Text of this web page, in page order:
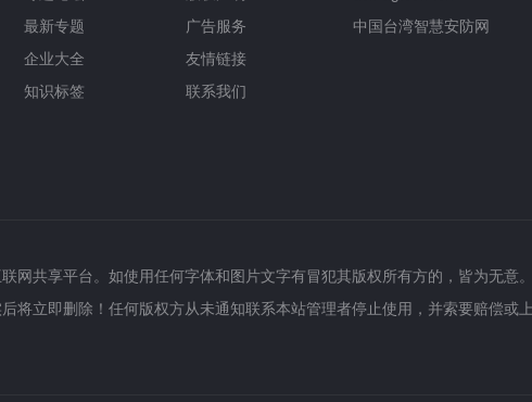
最新专题
企业大全
知识标签
广告服务
友情链接
联系我们
中国台湾智慧安防网
网共享平台。如使用任何字体和图片文字有冒犯其版权所有方的，皆为无意
将立即删除！任何版权方从未通知联系本站管理者停止使用，并索要赔偿或